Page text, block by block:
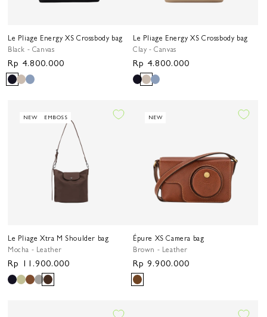
Le Pliage Energy XS Crossbody bag
Black - Canvas
Harga
reguler
Rp 4.800.000
Le Pliage Energy XS Crossbody bag
Clay - Canvas
Harga
reguler
Rp 4.800.000
NEW EMBOSS
Le Pliage Xtra M Shoulder bag
Mocha - Leather
Harga
reguler
Rp 11.900.000
NEW
Épure XS Camera bag
Brown - Leather
Harga
reguler
Rp 9.900.000